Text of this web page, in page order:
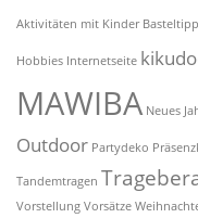
Aktivitäten mit Kinder Basteltipp
Hobbies Internetseite
MAWIBA Neues
Outdoor Partydeko
Tandemtragen
Vorstellung Vorsätze